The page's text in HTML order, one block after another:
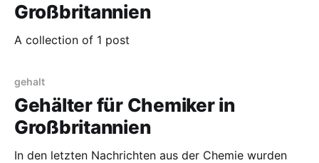
Großbritannien
A collection of 1 post
gehalt
Gehälter für Chemiker in
Großbritannien
In den letzten Nachrichten aus der Chemie wurden